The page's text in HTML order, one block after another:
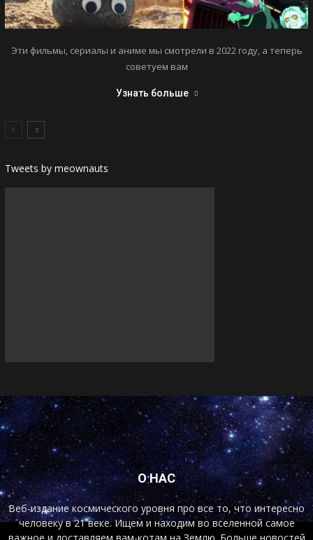
Эти фильмы, сериалы и аниме мы смотрели в 2022 году, а теперь
советуем вам
Узнать больше
Tweets by meownauts
О НАС
Веб-издание космического уровня про все то, что интересно
человеку в 21 веке. Ищем и находим во вселенной самое